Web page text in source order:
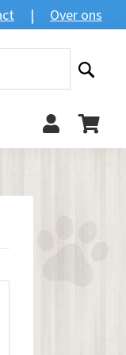
Over ons